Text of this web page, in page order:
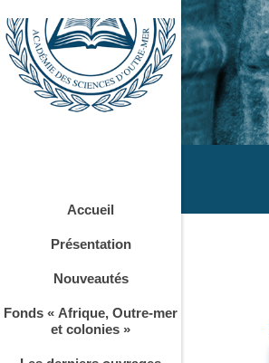
Accueil
Présentation
Nouveautés
Fonds « Afrique, Outre-mer
et colonies »